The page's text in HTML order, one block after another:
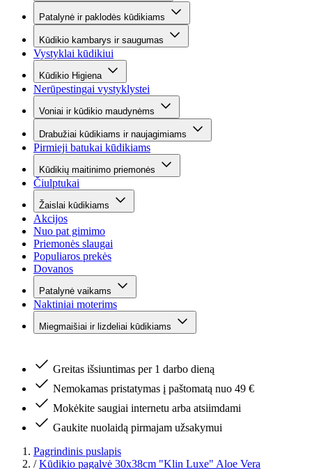
Patalynė ir paklodės kūdikiams
Kūdikio kambarys ir saugumas
Vystyklai kūdikiui
Kūdikio Higiena
Nerūpestingai vystyklystei
Voniai ir kūdikio maudynėms
Drabužiai kūdikiams ir naujagimiams
Pirmieji batukai kūdikiams
Kūdikių maitinimo priemonės
Čiulptukai
Žaislai kūdikiams
Akcijos
Nuo pat gimimo
Priemonės slaugai
Populiaros prekės
Dovanos
Patalynė vaikams
Naktiniai moterims
Miegmaišiai ir lizdeliai kūdikiams
Greitas išsiuntimas per 1 darbo dieną
Nemokamas pristatymas į paštomatą nuo 49 €
Mokėkite saugiai internetu arba atsiimdami
Gaukite nuolaidą pirmajam užsakymui
Pagrindinis puslapis
/ Kūdikio pagalvė 30x38cm "Klin Luxe" Aloe Vera